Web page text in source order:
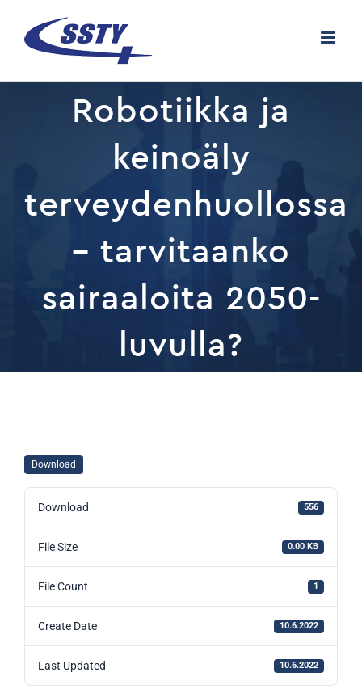
content
Robotiikka ja
keinoäly
terveydenhuollossa
– tarvitaanko
sairaaloita 2050-
luvulla?
Download
Download 556
File Size 0.00 KB
File Count 1
Create Date 10.6.2022
Last Updated 10.6.2022